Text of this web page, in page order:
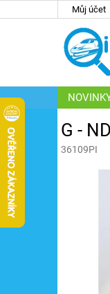
Můj účet
G -
36109PI